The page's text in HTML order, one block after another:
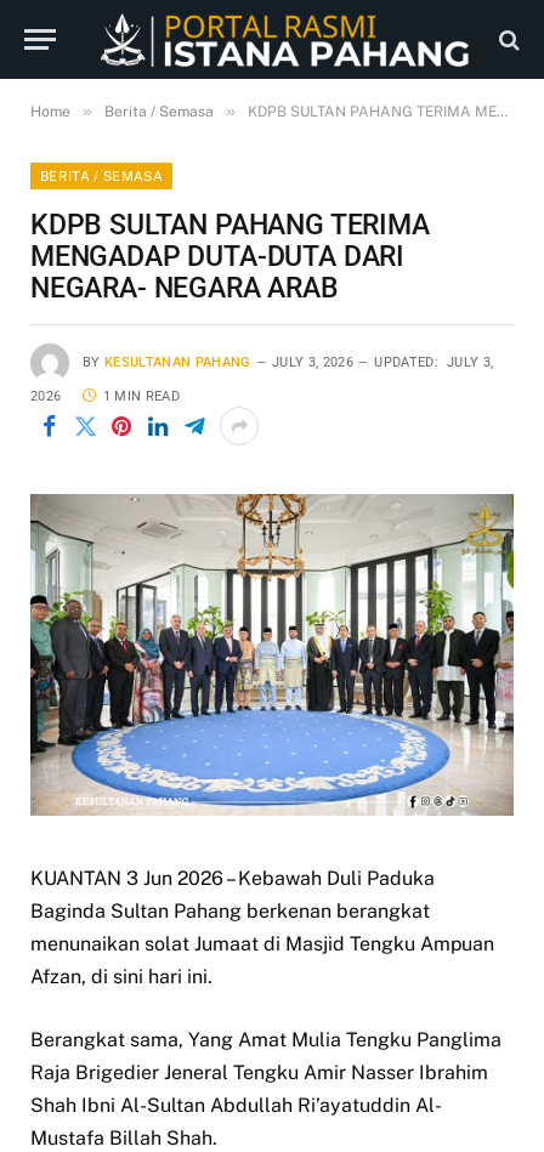
Home » Berita / Semasa » KDPB SULTAN PAHANG TERIMA MENGADAP DUTA-DUTA DARI NEGARA- NEGARA ARAB
BERITA / SEMASA
KDPB SULTAN PAHANG TERIMA
MENGADAP DUTA-DUTA DARI
NEGARA- NEGARA ARAB
BY KESULTANAN PAHANG JULY 3, 2026 UPDATED: JULY 3,
2026 1 MIN READ
KUANTAN 3 Jun 2026 – Kebawah Duli Paduka
Baginda Sultan Pahang berkenan berangkat
menunaikan solat Jumaat di Masjid Tengku Ampuan
Afzan, di sini hari ini.
Berangkat sama, Yang Amat Mulia Tengku Panglima
Raja Brigedier Jeneral Tengku Amir Nasser Ibrahim
Shah Ibni Al-Sultan Abdullah Ri’ayatuddin Al-
Mustafa Billah Shah.